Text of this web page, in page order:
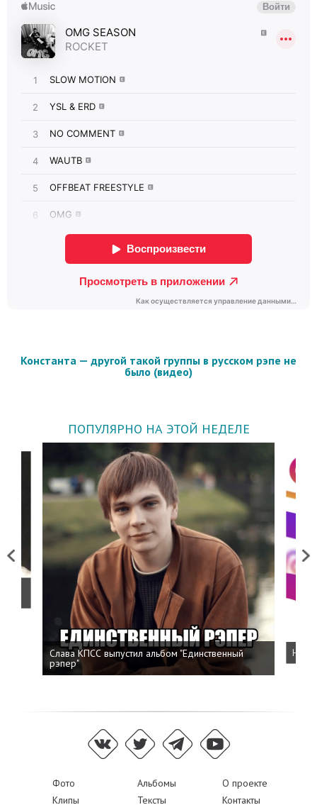
Константа — другой такой группы в русском рэпе не
было (видео)
ПОПУЛЯРНО НА ЭТОЙ НЕДЕЛЕ
Previous
Слава КПСС выпустил альбом "Единственный
рэпер"
Next
Фото Альбомы
О проекте
Клипы
Тексты Контакты